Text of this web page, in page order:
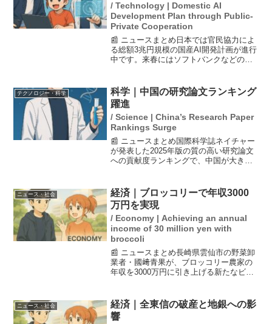
/ Technology | Domestic AI
Development Plan through Public-
Private Cooperation
📰 ニュースまとめ日本では官民協力によ
る総額3兆円規模の国産AI開発計画が進行
中です。来春にはソフトバンクなどの企
めに、国内最大のAI基盤モデルを開発す
ることを目指して...
テクノロジー・科学
科学｜中国の研究論文ランキング
躍進
/ Science | China’s Research Paper
Rankings Surge
📰 ニュースまとめ国際科学誌ネイチャー
が発表した2025年版の質の高い研究論文
への貢献度ランキングで、中国が大きく
位、京都大学は55位と、どちらも過去最
低の順位に落...
ニュース・社会
経済｜ブロッコリーで年収3000
万円を実現
/ Economy | Achieving an annual
income of 30 million yen with
broccoli
📰 ニュースまとめ長崎県雲仙市の野菜卸
業者・國﨑青果が、ブロッコリー農家の
年収を3000万円に引き上げる新たなビジ
安定する中、同社は生産量を増やし、農
業を「ドル箱」に...
ニュース・社会
経済｜全東信の破産と地銀への影
響